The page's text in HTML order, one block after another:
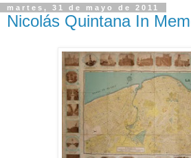
martes, 31 de mayo de 2011
Nicolás Quintana In